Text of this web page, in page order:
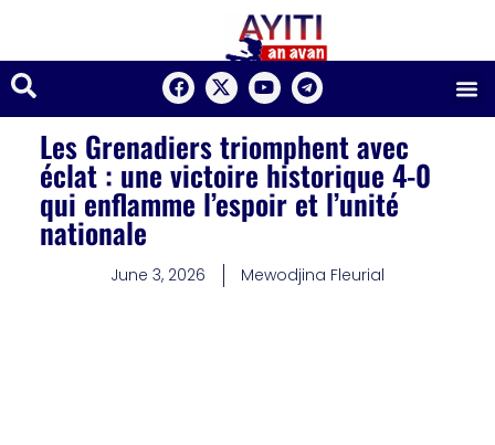
Les Grenadiers triomphent avec
éclat : une victoire historique 4-0
qui enflamme l’espoir et l’unité
nationale
June 3, 2026 Mewodjina Fleurial